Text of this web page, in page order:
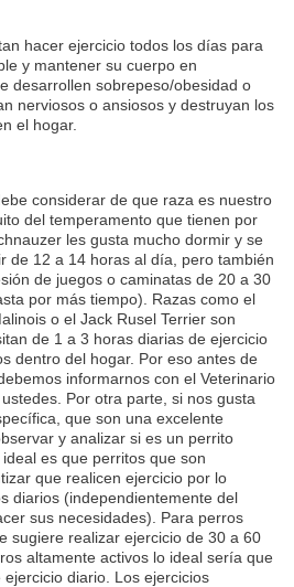
hacer ejercicio todos los días para
y mantener su cuerpo en
desarrollen sobrepeso/obesidad o
nerviosos o ansiosos y destruyan los
el hogar.
considerar de que raza es nuestro
del temperamento que tienen por
les gusta mucho dormir y se
de 12 a 14 horas al día, pero también
de juegos o caminatas de 20 a 30
por más tiempo). Razas como el
o el Jack Rusel Terrier son
de 1 a 3 horas diarias de ejercicio
dentro del hogar. Por eso antes de
informarnos con el Veterinario
Por otra parte, si nos gusta
que son una excelente
y analizar si es un perrito
es que perritos que son
que realicen ejercicio por lo
diarios (independientemente del
sus necesidades). Para perros
sugiere realizar ejercicio de 30 a 60
altamente activos lo ideal sería que
diario. Los ejercicios